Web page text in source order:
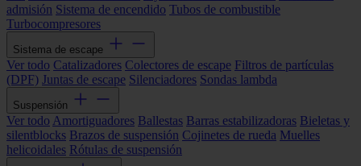
admisión Sistema de encendido Tubos de combustible
Turbocompresores
Sistema de escape
Ver todo Catalizadores Colectores de escape Filtros de partículas
(DPF) Juntas de escape Silenciadores Sondas lambda
Suspensión
Ver todo Amortiguadores Ballestas Barras estabilizadoras Bieletas y
silentblocks Brazos de suspensión Cojinetes de rueda Muelles
helicoidales Rótulas de suspensión